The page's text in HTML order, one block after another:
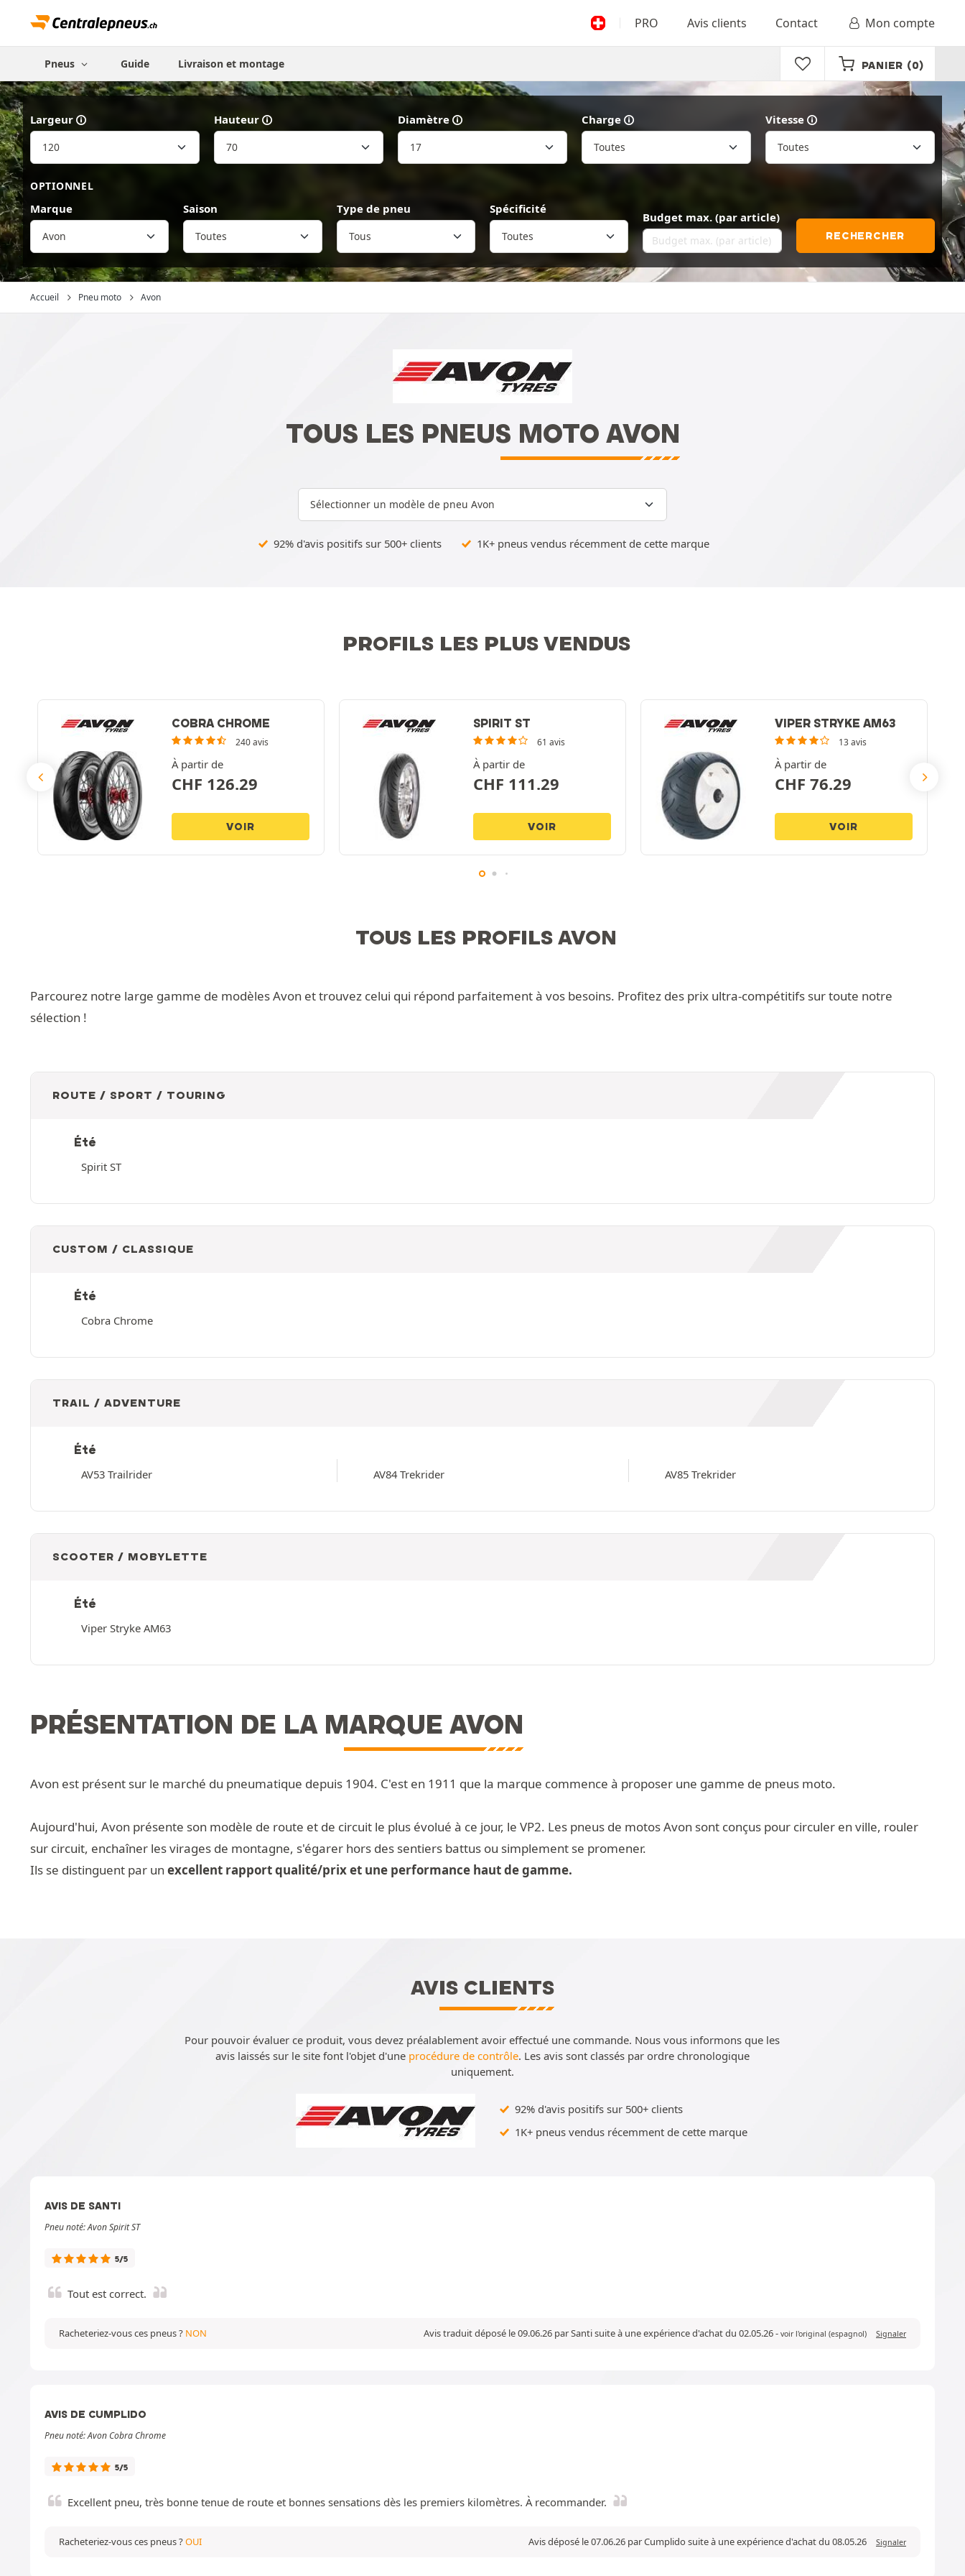
PRO Avis clients Contact Mon compte
Pneus Guide Livraison et montage PANIER (0)
Largeur Hauteur Diamètre Charge Vitesse
OPTIONNEL
Marque
Avon
Saison Type de pneu Spécificité
Toutes
Budget max. (par article)
RECHERCHER
Accueil Pneu moto Avon
TOUS LES PNEUS MOTO AVON
Sélectionner un modèle de pneu Avon
92% d'avis positifs sur 500+ clients 1K+ pneus vendus récemment de cette marque
PROFILS LES PLUS VENDUS
COBRA CHROME
240 avis
À partir de
CHF 126.29
VOIR
SPIRIT ST
61 avis
À partir de
CHF 111.29
VOIR
VIPER STRYKE AM63
13 avis
À partir de
CHF 76.29
VOIR
TOUS LES PROFILS AVON
Parcourez notre large gamme de modèles Avon et trouvez celui qui répond parfaitement à vos besoins. Profitez des prix ultra-compétitifs sur toute notre
sélection !
ROUTE / SPORT / TOURING
Été
Spirit ST
CUSTOM / CLASSIQUE
Été
Cobra Chrome
TRAIL / ADVENTURE
Été
AV53 Trailrider
AV84 Trekrider AV85 Trekrider
SCOOTER / MOBYLETTE
Été
Viper Stryke AM63
PRÉSENTATION DE LA MARQUE AVON
Avon est présent sur le marché du pneumatique depuis 1904. C'est en 1911 que la marque commence à proposer une gamme de pneus moto.
Aujourd'hui, Avon présente son modèle de route et de circuit le plus évolué à ce jour, le VP2. Les pneus de motos Avon sont conçus pour circuler en ville, rouler
sur circuit, enchaîner les virages de montagne, s'égarer hors des sentiers battus ou simplement se promener.
Ils se distinguent par un excellent rapport qualité/prix et une performance haut de gamme.
AVIS CLIENTS
Pour pouvoir évaluer ce produit, vous devez préalablement avoir effectué une commande. Nous vous informons que les
avis laissés sur le site font l'objet d'une procédure de contrôle. Les avis sont classés par ordre chronologique
uniquement.
92% d'avis positifs sur 500+ clients
1K+ pneus vendus récemment de cette marque
AVIS DE SANTI
Pneu noté: Avon Spirit ST
5/5
Tout est correct.
Avis traduit déposé le 09.06.26 par Santi suite à une expérience d'achat du 02.05.26- voir l'original (espagnol) Signaler
Racheteriez-vous ces pneus ? NON
AVIS DE CUMPLIDO
Pneu noté: Avon Cobra Chrome
5/5
Excellent pneu, très bonne tenue de route et bonnes sensations dès les premiers kilomètres. À recommander.
Avis déposé le 07.06.26 par Cumplido suite à une expérience d'achat du 08.05.26 Signaler
Racheteriez-vous ces pneus ?OUI